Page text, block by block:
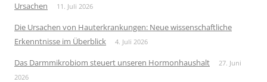
Ursachen
11. Juli 2026
Die Ursachen von Hauterkrankungen: Neue wissenschaftliche
Erkenntnisse im Überblick
4. Juli 2026
Das Darmmikrobiom steuert unseren Hormonhaushalt
27. Juni
2026